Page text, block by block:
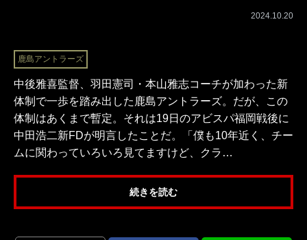
2024.10.20
鹿島アントラーズ
中後雅喜監督、羽田憲司・本山雅志コーチが加わった新
体制で一歩を踏み出した鹿島アントラーズ。だが、この
体制はあくまで暫定。それは19日のアビスパ福岡戦後に
中田浩二新FDが明言したことだ。「僕も10年近く、チー
ムに関わっていろいろ見てますけど、クラ…
続きを読む